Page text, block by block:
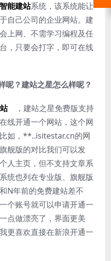
智能建站系统，该系统能让
自己公司的企业网站。建
上网、不需学习编程及任
，只要会打字，即可在线
呢？建站之星怎么样呢？
，建站之星免费版支持
线开通一个网站，这个网
如，**..isitestar.cn的网
舰版的对比我们可以发
人主页，但不支持文章系
统也列在专业版、旗舰版
N年前的免费建站差不
个账号就可以申请开通一
点做漂亮了，界面更美
更喜欢直接在新浪开通一